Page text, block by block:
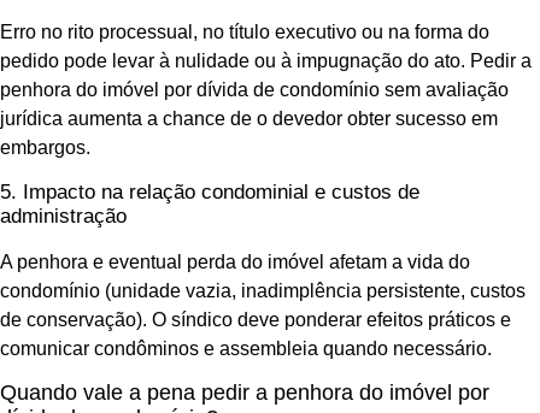
Erro no rito processual, no título executivo ou na forma do
pedido pode levar à nulidade ou à impugnação do ato. Pedir a
penhora do imóvel por dívida de condomínio sem avaliação
jurídica aumenta a chance de o devedor obter sucesso em
embargos.
5. Impacto na relação condominial e custos de
administração
A penhora e eventual perda do imóvel afetam a vida do
condomínio (unidade vazia, inadimplência persistente, custos
de conservação). O síndico deve ponderar efeitos práticos e
comunicar condôminos e assembleia quando necessário.
Quando vale a pena pedir a penhora do imóvel por